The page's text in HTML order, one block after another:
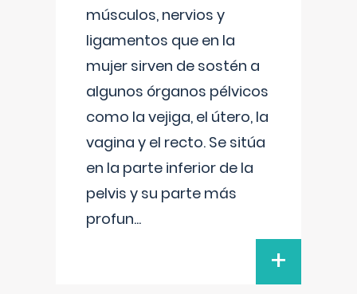
músculos, nervios y
ligamentos que en la
mujer sirven de sostén a
algunos órganos pélvicos
como la vejiga, el útero, la
vagina y el recto. Se sitúa
en la parte inferior de la
pelvis y su parte más
profun...
+